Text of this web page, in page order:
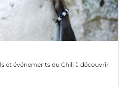
et événements du Chili à découvrir